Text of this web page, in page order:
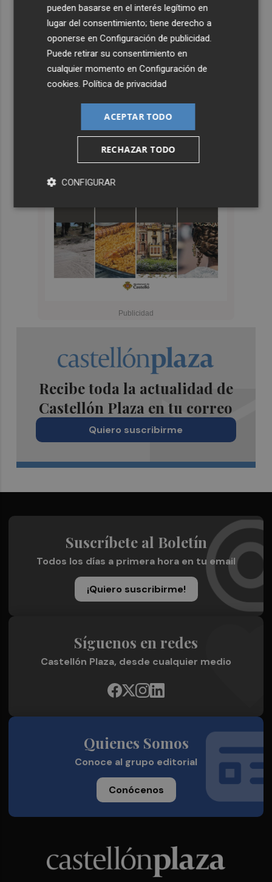
Recibe toda la actualidad de
Castellón Plaza en tu correo
Quiero suscribirme
Suscríbete al Boletín
Todos los días a primera hora en tu email
¡Quiero suscribirme!
Síguenos en redes
Castellón Plaza, desde cualquier medio
Quienes Somos
Conoce al grupo editorial
Conócenos
pueden basarse en el interés legítimo en
lugar del consentimiento; tiene derecho a
oponerse enConfiguración de publicidad.
Puede retirar su consentimiento en
cualquier momento enConfiguración de
cookies.Política de privacidad
ACEPTAR TODO
RECHAZAR TODO
CONFIGURAR